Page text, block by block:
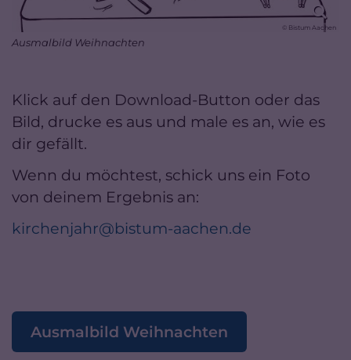
© Bistum Aachen
Ausmalbild Weihnachten
Klick auf den Download-Button oder das
Bild, drucke es aus und male es an, wie es
dir gefällt.
Wenn du möchtest, schick uns ein Foto
von deinem Ergebnis an:
kirchenjahr@bistum-aachen.de
Ausmalbild Weihnachten